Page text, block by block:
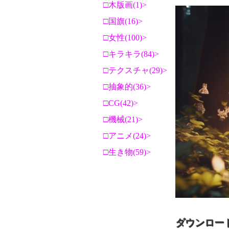
ダウンロー
木版画(1)
国旗(16)
女性(100)
キラキラ(84)
テクスチャ(29)
抽象的(36)
CG(42)
機械(21)
アニメ(24)
生き物(59)